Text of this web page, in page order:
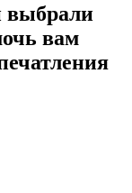
выбрали
вам